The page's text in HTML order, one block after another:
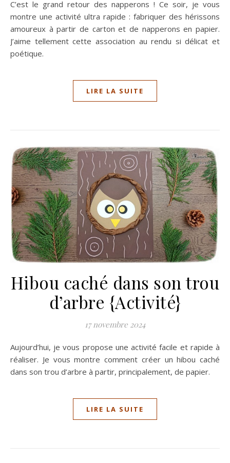
C’est le grand retour des napperons ! Ce soir, je vous
montre une activité ultra rapide : fabriquer des hérissons
amoureux à partir de carton et de napperons en papier.
J’aime tellement cette association au rendu si délicat et
poétique.
LIRE LA SUITE
Hibou caché dans son trou
d’arbre {Activité}
17 novembre 2024
Aujourd’hui, je vous propose une activité facile et rapide à
réaliser. Je vous montre comment créer un hibou caché
dans son trou d’arbre à partir, principalement, de papier.
LIRE LA SUITE